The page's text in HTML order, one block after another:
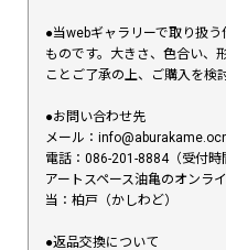
●当webギャラリーで取り扱
ものです。大きさ、色合い、
ことご了承の上、ご購入を検
●お問い合わせ先
メール：
電話：086-201-8884（受付時
アートスペース油亀のオン
当：柏戸（かしわど）
●返品交換について